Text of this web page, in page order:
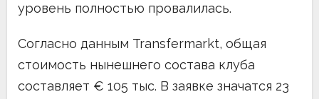
уровень полностью провалилась.
Согласно данным Transfermarkt, общая
стоимость нынешнего состава клуба
составляет € 105 тыс. В заявке значатся 23